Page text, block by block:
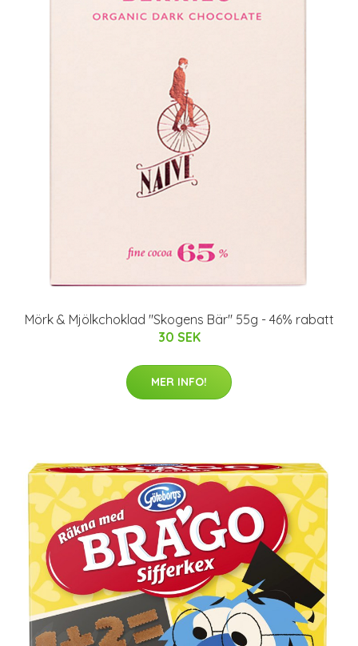
Mörk & Mjölkchoklad "Skogens Bär" 55g - 46% rabatt
30 SEK
MER INFO!